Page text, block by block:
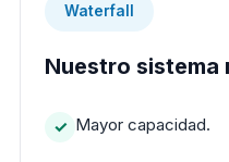
Waterfall
Nuestro sistema
Mayor capacidad.